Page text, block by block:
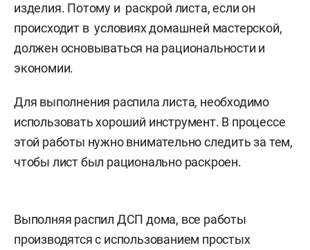
изделия. Потому и раскрой листа, если он
происходит в условиях домашней мастерской,
должен основываться на рациональности и
экономии.
Для выполнения распила листа, необходимо
использовать хороший инструмент. В процессе
этой работы нужно внимательно следить за тем,
чтобы лист был рационально раскроен.
Выполняя распил ДСП дома, все работы
производятся с использованием простых